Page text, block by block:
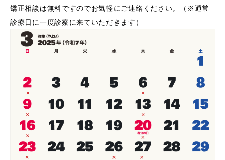
矯正相談は無料ですのでお気軽にご連絡ください。（※通常
診療日に一度診察に来ていただきます）